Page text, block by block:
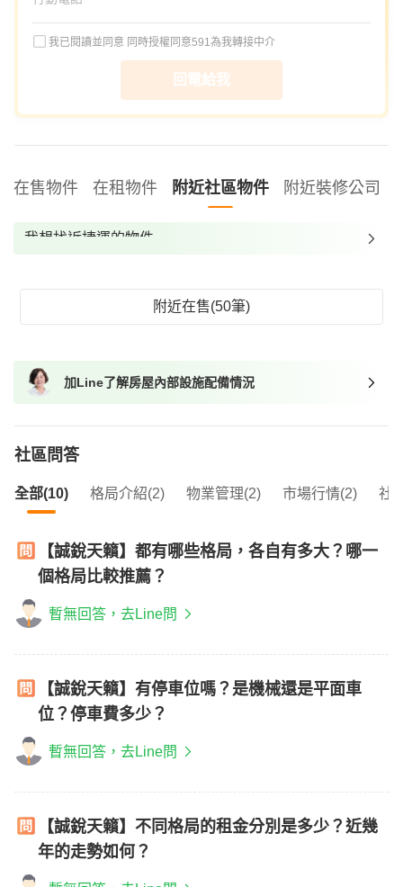
我已閱讀並同意 同時授權同意591為我轉接中介
回電給我
在售物件 在租物件 附近社區物件 附近裝修公司
我想找近捷運的物件
我想找配備瓦斯爐的物件
我想找具垃圾處理的物件
我想找近捷運的物件
附近在售(50筆)
加Line了解房屋內部設施配備情況
社區問答
全部(10) 格局介紹(2) 物業管理(2) 市場行情(2) 社
【誠銳天籟】都有哪些格局，各自有多大？哪一
個格局比較推薦？
暫無回答，去Line問
【誠銳天籟】有停車位嗎？是機械還是平面車
位？停車費多少？
暫無回答，去Line問
【誠銳天籟】不同格局的租金分別是多少？近幾
年的走勢如何？